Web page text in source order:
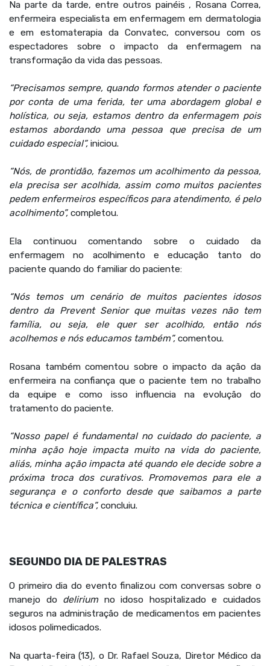
Na parte da tarde, entre outros painéis , Rosana Correa,
enfermeira especialista em enfermagem em dermatologia
e em estomaterapia da Convatec, conversou com os
espectadores sobre o impacto da enfermagem na
transformação da vida das pessoas.
“Precisamos sempre, quando formos atender o paciente
por conta de uma ferida, ter uma abordagem global e
holística, ou seja, estamos dentro da enfermagem pois
estamos abordando uma pessoa que precisa de um
cuidado especial”, iniciou.
“Nós, de prontidão, fazemos um acolhimento da pessoa,
ela precisa ser acolhida, assim como muitos pacientes
pedem enfermeiros específicos para atendimento, é pelo
acolhimento”, completou.
Ela continuou comentando sobre o cuidado da
enfermagem no acolhimento e educação tanto do
paciente quando do familiar do paciente:
“Nós temos um cenário de muitos pacientes idosos
dentro da Prevent Senior que muitas vezes não tem
família, ou seja, ele quer ser acolhido, então nós
acolhemos e nós educamos também”, comentou.
Rosana também comentou sobre o impacto da ação da
enfermeira na confiança que o paciente tem no trabalho
da equipe e como isso influencia na evolução do
tratamento do paciente.
“Nosso papel é fundamental no cuidado do paciente, a
minha ação hoje impacta muito na vida do paciente,
aliás, minha ação impacta até quando ele decide sobre a
próxima troca dos curativos. Promovemos para ele a
segurança e o conforto desde que saibamos a parte
técnica e científica”, concluiu.
SEGUNDO DIA DE PALESTRAS
O primeiro dia do evento finalizou com conversas sobre o
manejo do delirium no idoso hospitalizado e cuidados
seguros na administração de medicamentos em pacientes
idosos polimedicados.
Na quarta-feira (13), o Dr. Rafael Souza, Diretor Médico da